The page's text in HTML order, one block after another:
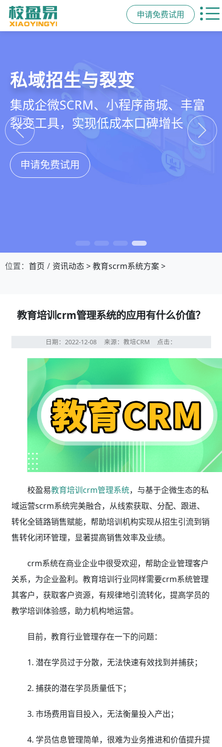
申请免费试用
教培行业CRM
以学员为中心，打通从引流、转化、
教学到复购转介绍的全生命周期增长
引擎
申请免费试用
智能销售漏斗
线索自动分配、标准化跟单、试听转
化分析，打造高绩效招生团队
申请免费试用
精细化客户运营
360°学员画像、自动化服务流程、智
能续费预警，深度挖掘学员长期价值
申请免费试用
私域招生与裂变
集成企微SCRM、小程序商城、丰富
裂变工具，实现低成本口碑增长
申请免费试用
位置： 首页 资讯动态>教育scrm系统方案>
教育培训crm管理系统的应用有什么价值？
日期：2022-12-08 来源：教培CRM 点击：
校盈易教育培训crm管理系统，与基于企微生态的私
域运营scrm系统完美融合，从线索获取、分配、跟进、
转化全链路销售赋能，帮助培训机构实现从招生引流到销
售转化闭环管理，显著提高销售效率及业绩。
crm系统在商业企业中很受欢迎，帮助企业管理客户
关系，为企业盈利。教育培训行业同样需要crm系统管理
其客户，获取客户资源，有规律地引流转化，提高学员的
教学培训体验感，助力机构地运营。
目前，教育行业管理存在一下的问题：
1. 潜在学员过于分散，无法快速有效找到并捕获；
2. 捕获的潜在学员质量低下；
3. 市场费用盲目投入，无法衡量投入产出；
4. 学员信息管理简单，很难为业务推进和价值提升提